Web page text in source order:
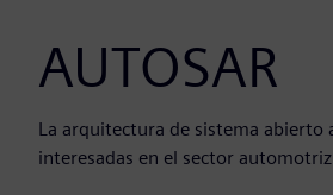
AUTOSAR
La arquitectura de sistema abierto
interesadas en el sector